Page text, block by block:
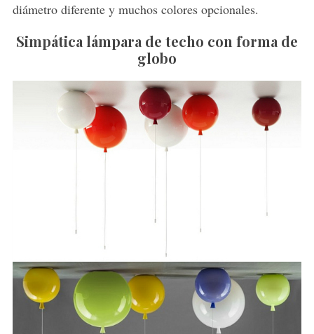
diámetro diferente y muchos colores opcionales.
Simpática lámpara de techo con forma de
globo